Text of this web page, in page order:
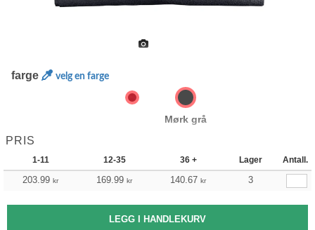
farge velg en farge
Mørk grå
PRIS
1-11 12-35 36 + Lager Antall.
203.99 kr 169.99 kr 140.67 kr 3